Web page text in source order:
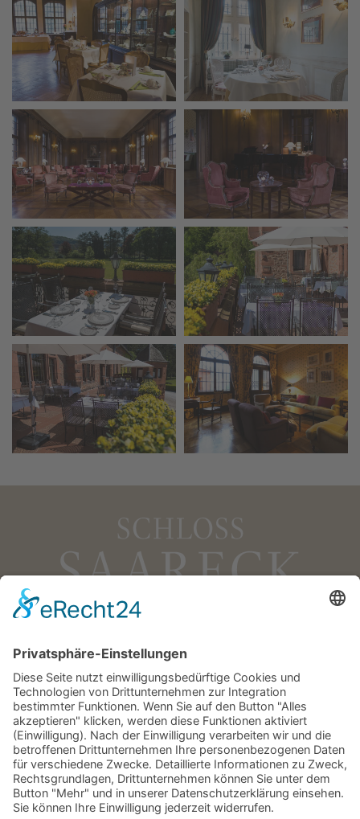
Gästehaus Schloss Saareck
Im Saareckpark
66693 Mettlach
Telefon +49 (0) 6864 811711
Telefax +49 (0) 6864 2281
schloss.saareck@villeroy-boch.com
KONTAKT
IMPRESSUM
DATENSCHUTZ
AGB